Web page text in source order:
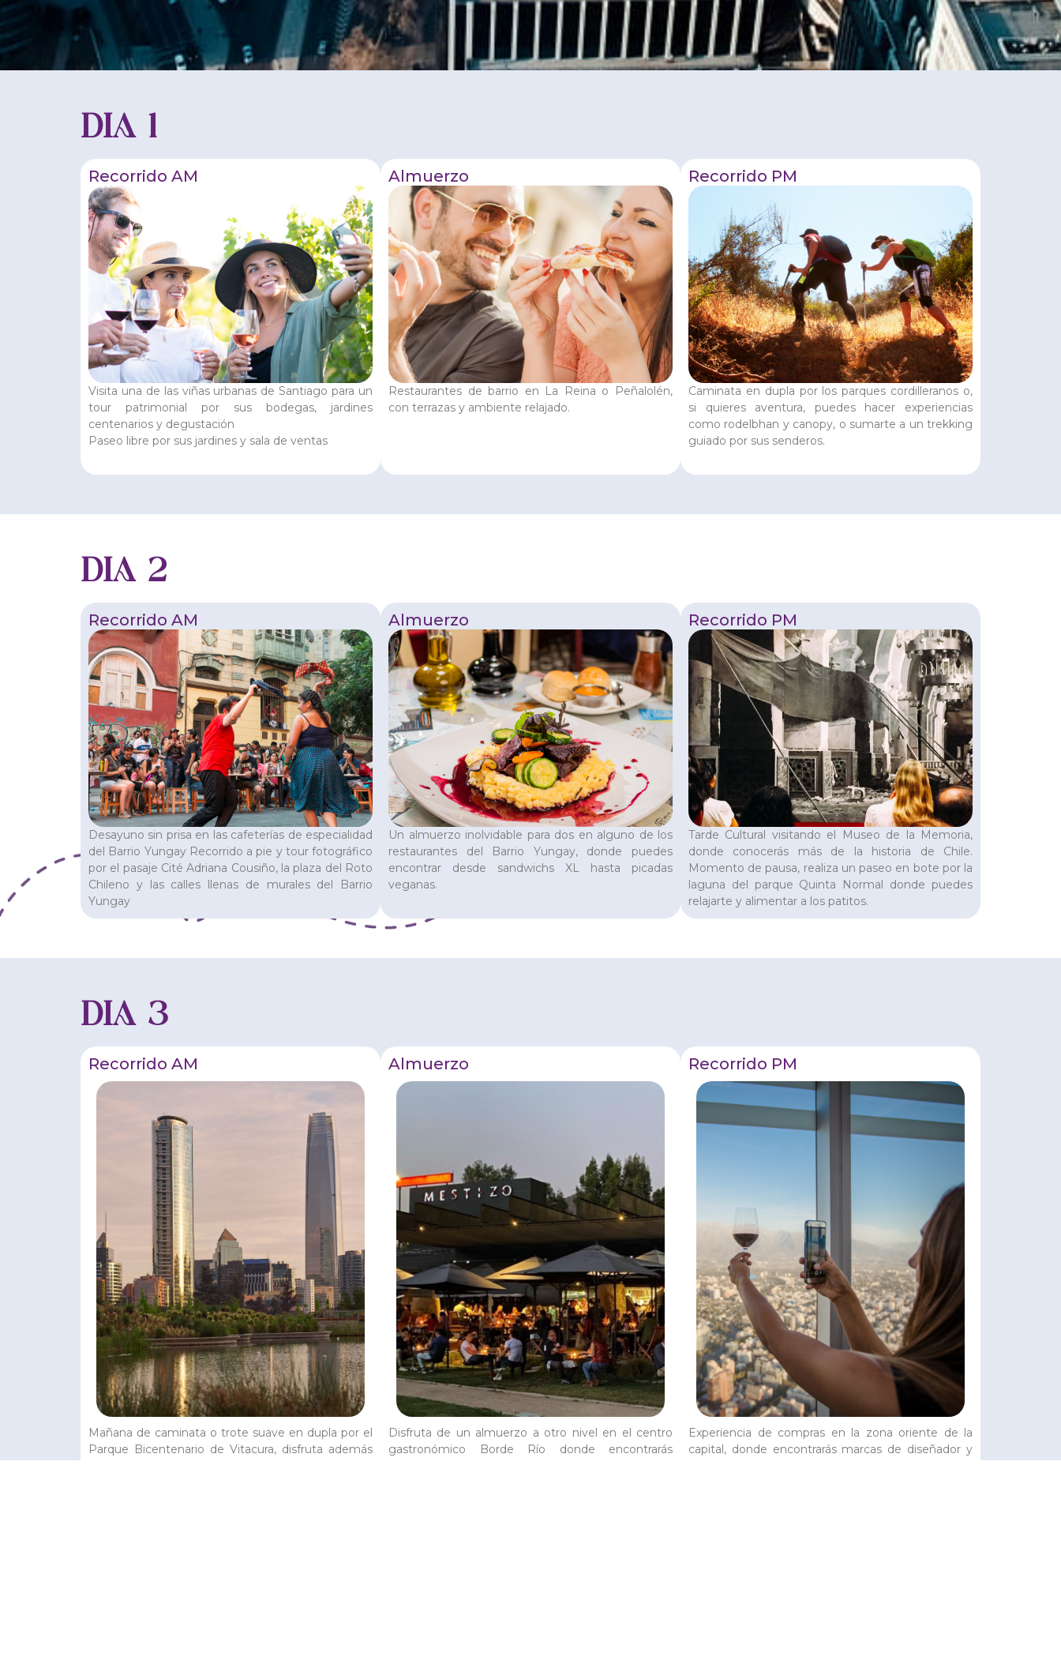
DIA 1
Recorrido AM
Visita una de las viñas urbanas de Santiago para un
tour patrimonial por sus bodegas, jardines
centenarios y degustación
Paseo libre por sus jardines y sala de ventas
Almuerzo
Restaurantes de barrio en La Reina o Peñalolén,
con terrazas y ambiente relajado.
Recorrido PM
Caminata en dupla por los parques cordilleranos o,
si quieres aventura, puedes hacer experiencias
como rodelbhan y canopy, o sumarte a un trekking
guiado por sus senderos.
DIA 2
Recorrido AM
Desayuno sin prisa en las cafeterías de especialidad
del Barrio Yungay Recorrido a pie y tour fotográfico
por el pasaje Cité Adriana Cousiño, la plaza del Roto
Chileno y las calles llenas de murales del Barrio
Yungay
Almuerzo
Un almuerzo inolvidable para dos en alguno de los
restaurantes del Barrio Yungay, donde puedes
encontrar desde sandwichs XL hasta picadas
veganas.
Recorrido PM
Tarde Cultural visitando el Museo de la Memoria,
donde conocerás más de la historia de Chile.
Momento de pausa, realiza un paseo en bote por la
laguna del parque Quinta Normal donde puedes
relajarte y alimentar a los patitos.
DIA 3
Recorrido AM
Mañana de caminata o trote suave en dupla por el
Parque Bicentenario de Vitacura, disfruta además
Almuerzo
Disfruta de un almuerzo a otro nivel en el centro
gastronómico Borde Río donde encontrarás
Recorrido PM
Experiencia de compras en la zona oriente de la
capital, donde encontrarás marcas de diseñador y